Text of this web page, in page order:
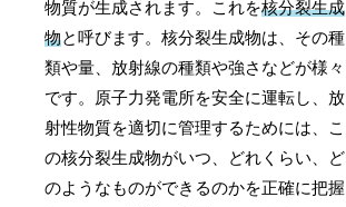
物質が生成されます。これを核分裂生成
物と呼びます。核分裂生成物は、その種
類や量、放射線の種類や強さなどが様々
です。原子力発電所を安全に運転し、放
射性物質を適切に管理するためには、こ
の核分裂生成物がいつ、どれくらい、ど
のようなものができるのかを正確に把握